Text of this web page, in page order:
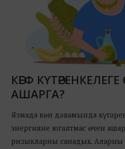
КӘЕФ КҮТӘРЕНКЕЛЕГЕ
АШАРГА?
Язмада көн дәвамында
энергияне югалтмас өчен
ризыкларны санадык.